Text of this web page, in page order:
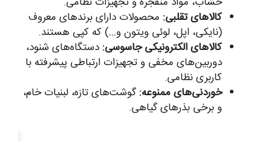
کالاهای تقلبی: محصولات دارای برند‌های معروف
(نایکی، اپل، لوئی ویتون و…) که کپی هستند.
کالاهای الکترونیکی جاسوسی: دستگاه‌های شنود،
دوربین‌های مخفی و تجهیزات ارتباطی پیشرفته با
کاربری نظامی.
خوردنی‌های ممنوعه: گوشت‌های تازه، لبنیات خام،
و برخی بذرهای گیاهی.